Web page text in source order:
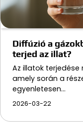
Diffúzió a
terjed az illat?
Az illatok
amely során a
egyenletesen…
2026-03-22